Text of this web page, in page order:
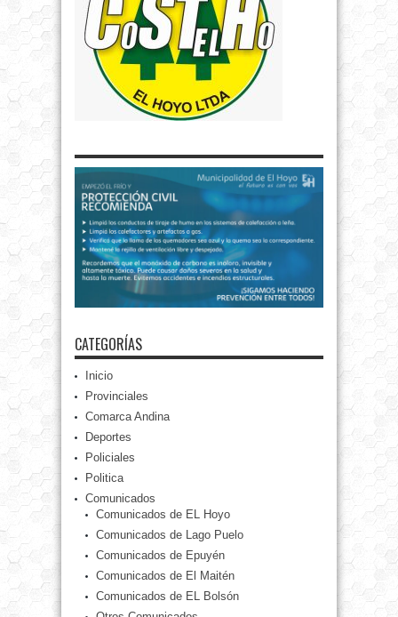
CATEGORÍAS
Inicio
Provinciales
Comarca Andina
Deportes
Policiales
Politica
Comunicados
Comunicados de EL Hoyo
Comunicados de Lago Puelo
Comunicados de Epuyén
Comunicados de El Maitén
Comunicados de EL Bolsón